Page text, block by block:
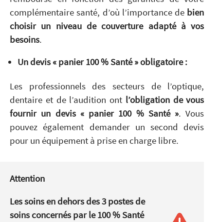
complémentaire santé, d’où l’importance de bien
choisir un niveau de couverture adapté à vos
besoins.
Un devis « panier 100 % Santé » obligatoire :
Les professionnels des secteurs de l’optique,
dentaire et de l’audition ont l’obligation de vous
fournir un devis « panier 100 % Santé ». Vous
pouvez également demander un second devis
pour un équipement à prise en charge libre.
Attention
Les soins en dehors des 3 postes de
soins concernés par le 100 % Santé